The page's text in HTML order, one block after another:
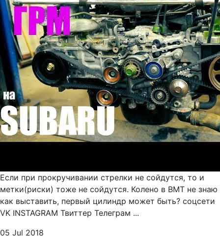
Если при прокручивании стрелки не сойдутся, то и
метки(риски) тоже не сойдутся. Колено в ВМТ не знаю
как выставить, первый цилиндр может быть? соцсети
VK INSTAGRAM Твиттер Телеграм ...
05 Jul 2018